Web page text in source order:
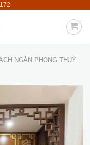
NGĂN PHONG THUỶ